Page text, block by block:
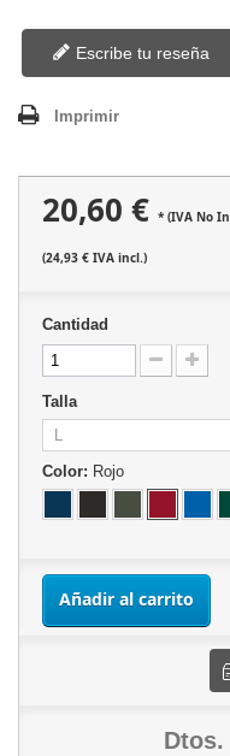
Escribe tu reseña
Imprimir
20,60 € * (IVA No
(24,93 € IVA incl.)
Cantidad
Talla
Color: Rojo
Añadir al carrito